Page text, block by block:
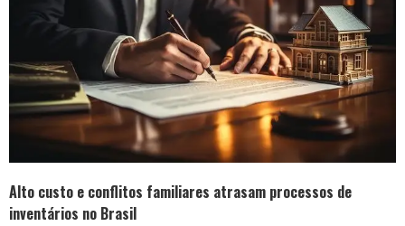
Alto custo e conflitos familiares atrasam processos de
inventários no Brasil